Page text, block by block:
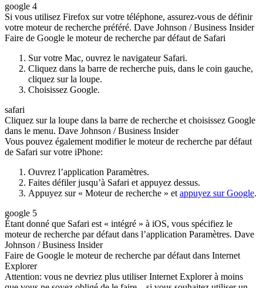
google 4
Si vous utilisez Firefox sur votre téléphone, assurez-vous de définir
votre moteur de recherche préféré. Dave Johnson / Business Insider
Faire de Google le moteur de recherche par défaut de Safari
Sur votre Mac, ouvrez le navigateur Safari.
Cliquez dans la barre de recherche puis, dans le coin gauche,
cliquez sur la loupe.
Choisissez Google.
safari
Cliquez sur la loupe dans la barre de recherche et choisissez Google
dans le menu. Dave Johnson / Business Insider
Vous pouvez également modifier le moteur de recherche par défaut
de Safari sur votre iPhone:
Ouvrez l’application Paramètres.
Faites défiler jusqu’à Safari et appuyez dessus.
Appuyez sur « Moteur de recherche » et appuyez sur Google.
google 5
Étant donné que Safari est « intégré » à iOS, vous spécifiez le
moteur de recherche par défaut dans l’application Paramètres. Dave
Johnson / Business Insider
Faire de Google le moteur de recherche par défaut dans Internet
Explorer
Attention: vous ne devriez plus utiliser Internet Explorer à moins